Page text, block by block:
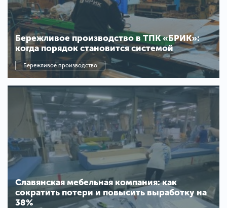
Бережливое производство в ТПК «БРИК»:
когда порядок становится системой
Бережливое производство
Славянская мебельная компания: как
сократить потери и повысить выработку на
38%